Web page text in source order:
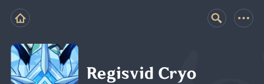
Regisvid Cryo